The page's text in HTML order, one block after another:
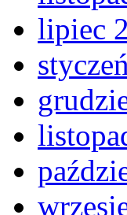
lipiec